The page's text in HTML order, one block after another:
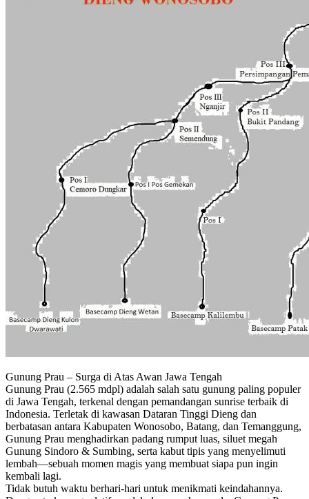
Gunung Prau – Surga di Atas Awan Jawa Tengah
Gunung Prau (2.565 mdpl) adalah salah satu gunung paling populer
di Jawa Tengah, terkenal dengan pemandangan sunrise terbaik di
Indonesia. Terletak di kawasan Dataran Tinggi Dieng dan
berbatasan antara Kabupaten Wonosobo, Batang, dan Temanggung,
Gunung Prau menghadirkan padang rumput luas, siluet megah
Gunung Sindoro & Sumbing, serta kabut tipis yang menyelimuti
lembah—sebuah momen magis yang membuat siapa pun ingin
kembali lagi.
Tidak butuh waktu berhari-hari untuk menikmati keindahannya.